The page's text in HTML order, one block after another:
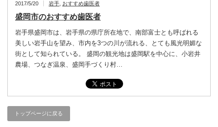
2017/5/20 岩手 おすすめ歯医者
盛岡市のおすすめ歯医者
岩手県盛岡市は、岩手県の県庁所在地で、南部富士とも呼ばれる
美しい岩手山を望み、市内を3つの川が流れる、とても風光明媚な
街として知られている。 盛岡の観光地は盛岡駅を中心に、小岩井
農場、つなぎ温泉、盛岡手づくり村…
トップページに戻る